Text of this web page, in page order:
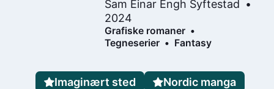
Sam Einar Engh Syftestad
2024
Grafiske romaner
Tegneserier
Fantasy
Imaginært sted
Nordic manga